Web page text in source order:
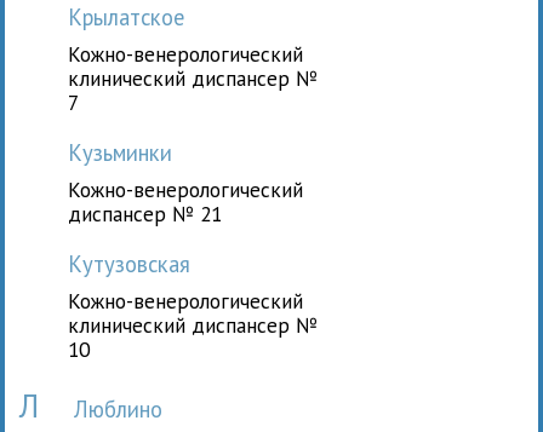
Крылатское
Кожно-венерологический
клинический диспансер №
7
Кузьминки
Кожно-венерологический
диспансер № 21
Кутузовская
Кожно-венерологический
клинический диспансер №
10
Л Люблино